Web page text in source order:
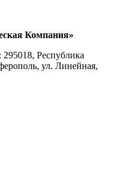
Компания»
Республика
ул. Линейная,